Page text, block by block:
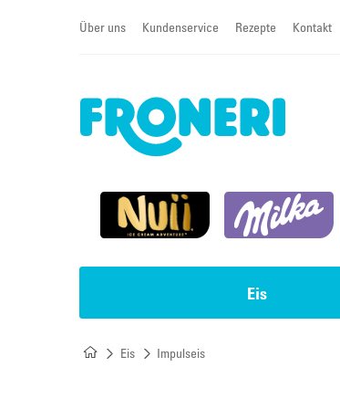
Über uns Kundenservice Rezepte Kontakt
Eis
Eis Impulseis